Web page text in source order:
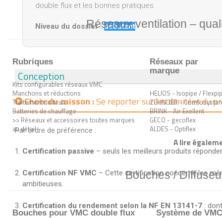
Réseaux ventilation –
Rubriques
Kits configurables réseaux VMC
Manchons et réductions
Traitement du bruit
Batteries de chauffage
>> Réseaux et accessoires toutes marques
au détail
Réseaux par
marque
HELIOS - Isopipe /
ZEHNDER -
BRINK - Air Exellent
GECO - gecoflex
ALDES - Optiflex
A lire
Bouches /
Bouches pour VMC double flux Système de
double flux et les bonnes pratiques.
Niveau du dossier :débutant
Conception
Choix du caisson :Se reporter sur les données du
Par ordre de préférence :
Certification passive – seuls les meilleurs produits
Certification NF VMC – Cette certification concerne les
ambitieuses.
Certification du rendement selon la NF EN 13141-7 :